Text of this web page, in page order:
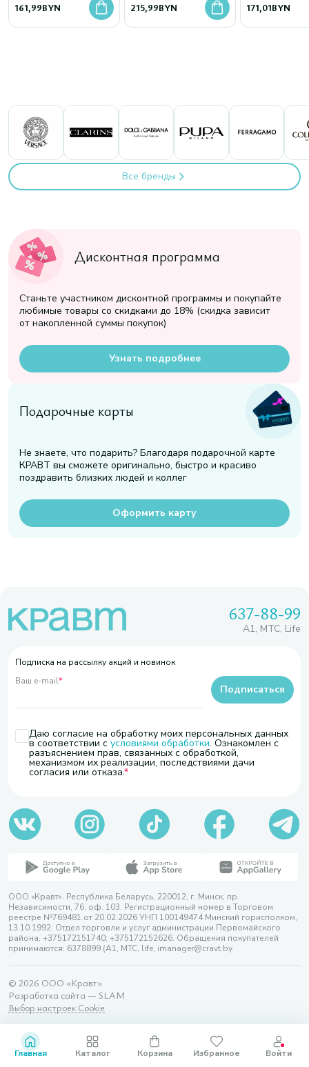
161,99BYN
215,99BYN 171,01BYN
Все бренды
Дисконтная программа
Станьте участником дисконтной программы и покупайте
любимые товары со скидками до 18% (скидка зависит
от накопленной суммы покупок)
Узнать подробнее
Подарочные карты
Не знаете, что подарить? Благодаря подарочной карте
КРАВТ вы сможете оригинально, быстро и красиво
поздравить близких людей и коллег
Оформить карту
637-88-99
A1, МТС, Life
Подписка на рассылку акций и новинок
Ваш e-mail*
Даю согласие на обработку моих персональных данных
в соответствии с условиями обработки. Ознакомлен с
разъяснением прав, связанных с обработкой,
механизмом их реализации, последствиями дачи
согласия или отказа.
Подписаться
ООО «Кравт». Республика Беларусь, 220012, г. Минск, пр.
Независимости, 76, оф. 103. Регистрационный номер в Торговом
реестре №769481 от 20.02.2026 УНП 100149474 Минский горисполком,
13.10.1992. Отдел торговли и услуг администрации Первомайского
района, +375172151740; +375172152626. Обращения покупателей
принимаются: 6378899 (А1, МТС, life, imanager@cravt.by.
© 2026 ООО «Кравт»
Разработка сайта — SLAM
Выбор настроек Cookie
Главная Каталог Корзина Избранное Войти